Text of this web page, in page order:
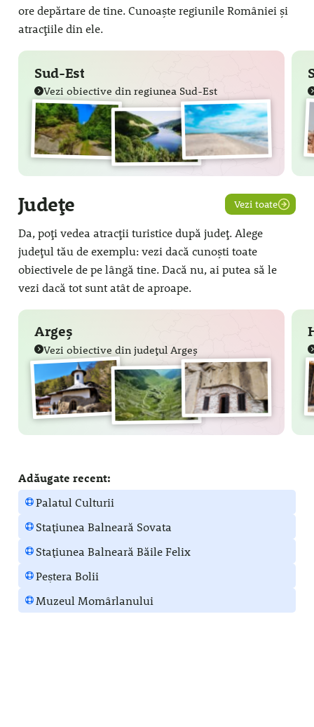
ore depărtare de tine. Cunoaște regiunile României și
atracțiile din ele.
Sud-Est
Vezi obiective din regiunea Sud-Est
Județe Vezi toate
Da, poți vedea atracții turistice după județ. Alege
județul tău de exemplu: vezi dacă cunoști toate
obiectivele de pe lângă tine. Dacă nu, ai putea să le
vezi dacă tot sunt atât de aproape.
Argeș
Vezi obiective din județul Argeș
Adăugate recent:
Palatul Culturii
Stațiunea Balneară Sovata
Stațiunea Balneară Băile Felix
Peștera Bolii
Muzeul Momârlanului